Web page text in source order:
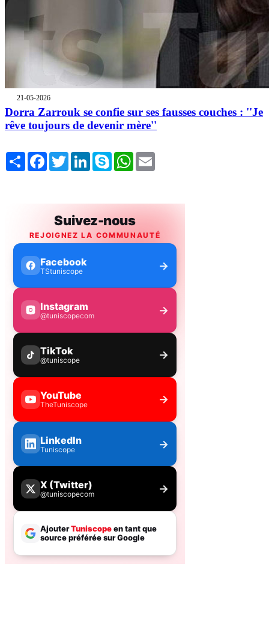
21-05-2026
Dorra Zarrouk se confie sur ses fausses couches : ''Je
rêve toujours de devenir mère''
Share FacebookTwitterLinkedInSkype WhatsApp